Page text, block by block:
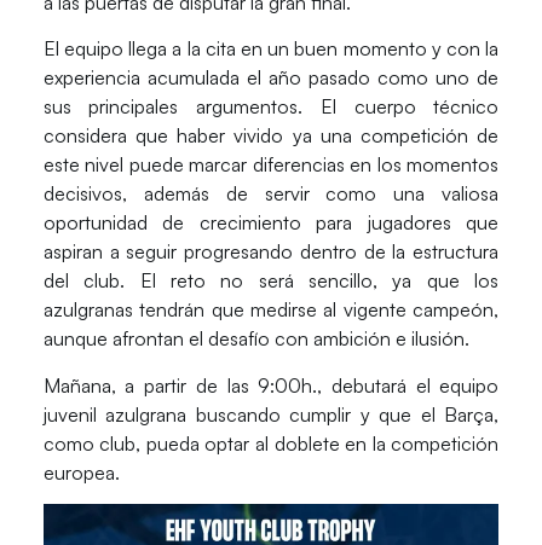
El equipo llega a la cita en un buen momento y con la
experiencia acumulada el año pasado como uno de
sus principales argumentos. El cuerpo técnico
considera que haber vivido ya una competición de
este nivel puede marcar diferencias en los momentos
decisivos, además de servir como una valiosa
oportunidad de crecimiento para jugadores que
aspiran a seguir progresando dentro de la estructura
del club. El reto no será sencillo, ya que los
azulgranas tendrán que medirse al vigente campeón,
aunque afrontan el desafío con ambición e ilusión.
Mañana, a partir de las 9:00h., debutará el equipo
juvenil azulgrana buscando cumplir y que el Barça,
como club, pueda optar al doblete en la competición
europea.